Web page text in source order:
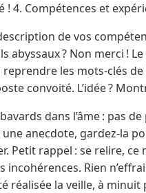
! 4. Compétences et
de vos
abyssaux ? Non merci !
reprendre les mots-clés
convoité. L’idée ?
dans l’âme : pas
anecdote, gardez-la
Petit rappel : se relire, ce
incohérences. Rien
réalisée la veille, à